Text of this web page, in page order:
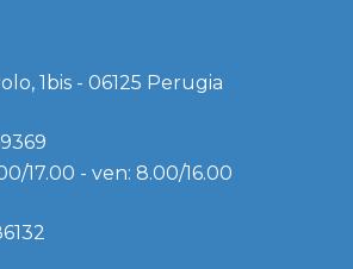
1bis - 06125 Perugia
17.00 - ven: 8.00/16.00